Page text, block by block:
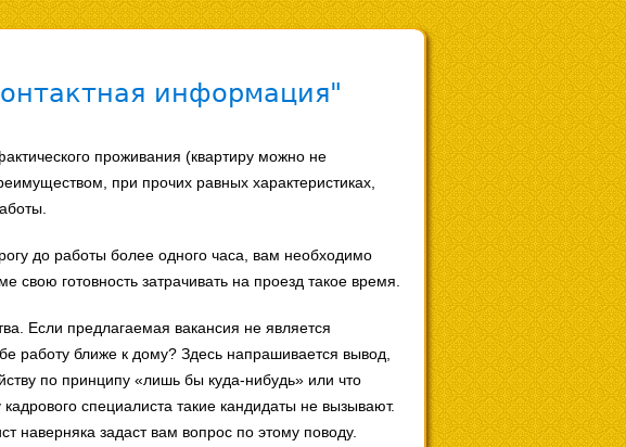
информация"
проживания (квартиру можно не
при прочих равных характеристиках,
до работы более одного часа, вам необходимо
свою готовность затрачивать на проезд такое время.
Если предлагаемая вакансия не является
работу ближе к дому? Здесь напрашивается вывод,
по принципу «лишь бы куда-нибудь» или что
специалиста такие кандидаты не вызывают.
наверняка задаст вам вопрос по этому поводу.